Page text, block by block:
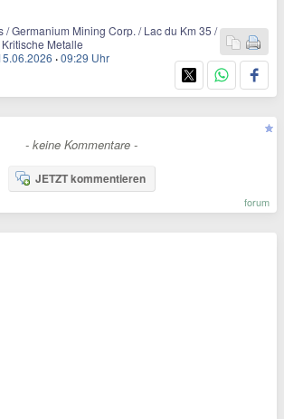
/ Germanium Mining Corp. / Lac du Km 35 /
Metalle
·09:29 Uhr
- keine Kommentare -
JETZT kommentieren
forum